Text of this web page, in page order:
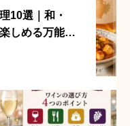
10選｜和・
しめる万能ペ